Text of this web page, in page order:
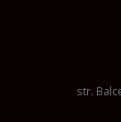
str.